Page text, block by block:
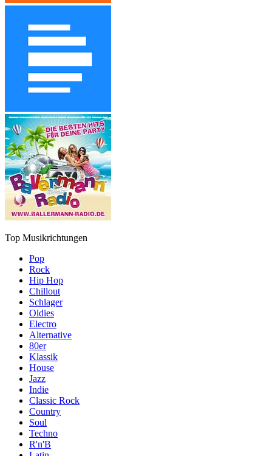
Top Musikrichtungen
Pop
Rock
Hip Hop
Chillout
Schlager
Oldies
Electro
Alternative
80er
Klassik
House
Jazz
Indie
Classic Rock
Country
Soul
Techno
R'n'B